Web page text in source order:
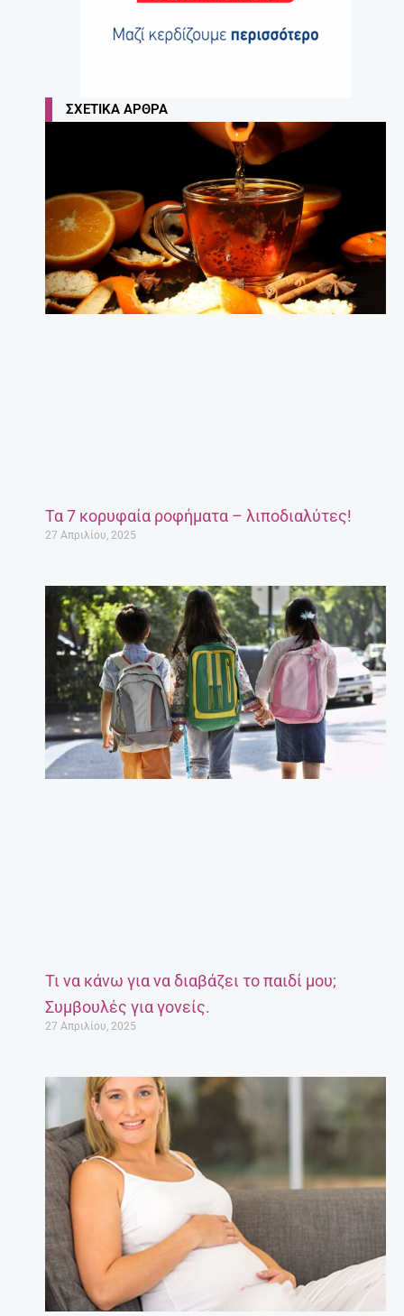
ΣΧΕΤΙΚΆ ΆΡΘΡΑ
Τα 7 κορυφαία ροφήματα – λιποδιαλύτες!
27 Απριλίου, 2025
Τι να κάνω για να διαβάζει το παιδί μου;
Συμβουλές για γονείς.
27 Απριλίου, 2025